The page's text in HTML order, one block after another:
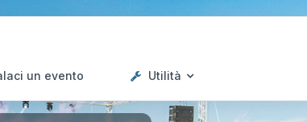
un evento Utilità